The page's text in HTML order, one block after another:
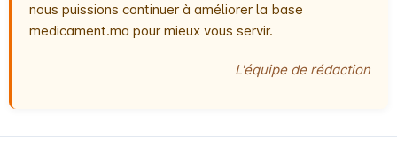
nous puissions continuer à améliorer la base
medicament.ma pour mieux vous servir.
L'équipe de rédaction